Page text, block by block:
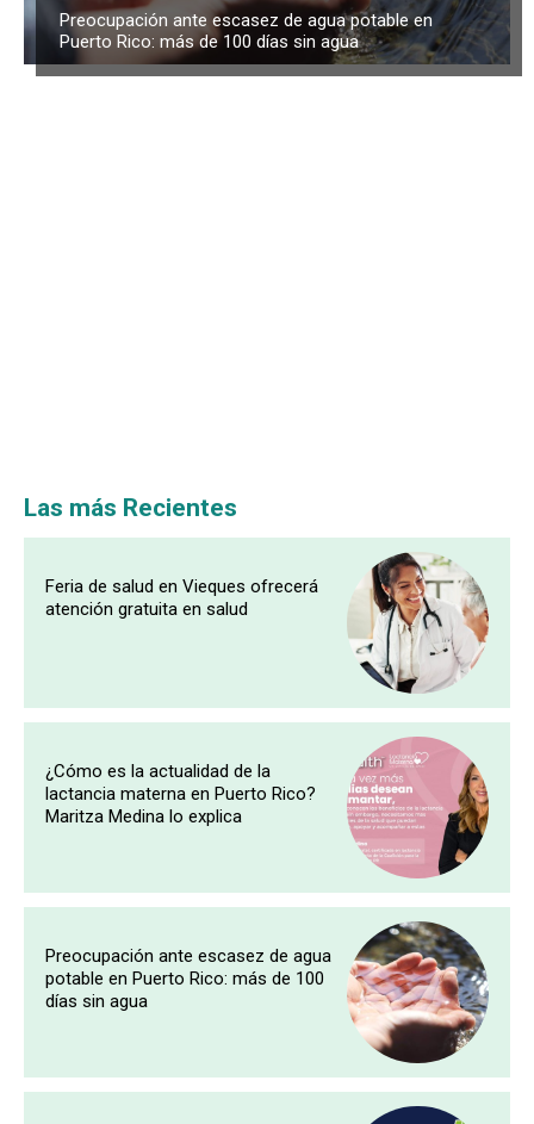
Preocupación ante escasez de agua potable en
Puerto Rico: más de 100 días sin agua
Las más Recientes
Feria de salud en Vieques ofrecerá
atención gratuita en salud
¿Cómo es la actualidad de la
lactancia materna en Puerto Rico?
Maritza Medina lo explica
Preocupación ante escasez de agua
potable en Puerto Rico: más de 100
días sin agua